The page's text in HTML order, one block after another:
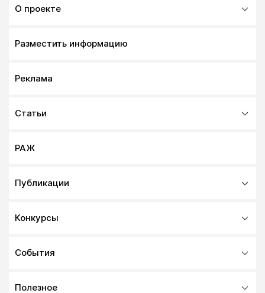
О проекте
Разместить информацию
Реклама
Статьи
РАЖ
Публикации
Конкурсы
События
Полезное